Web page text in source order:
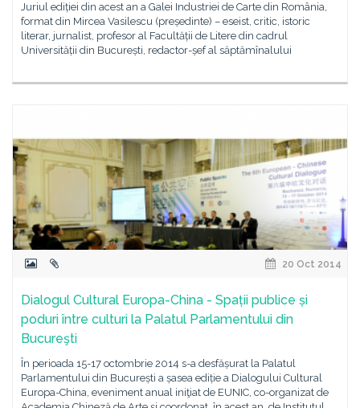
Juriul ediției din acest an a Galei Industriei de Carte din România,
format din Mircea Vasilescu (președinte) – eseist, critic, istoric
literar, jurnalist, profesor al Facultății de Litere din cadrul
Universității din București, redactor-șef al săptămînalului
20 Oct 2014
Dialogul Cultural Europa-China - Spații publice și
poduri între culturi la Palatul Parlamentului din
Bucureşti
În perioada 15-17 octombrie 2014 s-a desfășurat la Palatul
Parlamentului din București a șasea ediție a Dialogului Cultural
Europa-China, eveniment anual iniţiat de EUNIC, co-organizat de